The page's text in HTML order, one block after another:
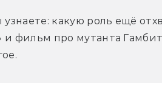
узнаете: какую роль ещё
и фильм про мутанта